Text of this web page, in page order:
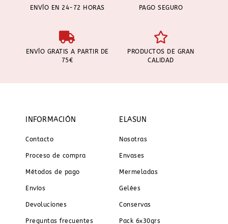
ENVÍO EN 24-72 HORAS PAGO SEGURO
ENVÍO GRATIS A PARTIR DE
75€
PRODUCTOS DE GRAN
CALIDAD
INFORMACIÓN
Contacto
Proceso de compra
Métodos de pago
Envíos
Devoluciones
Preguntas frecuentes
ELASUN
Nosotras
Envases
Mermeladas
Gelées
Conservas
Pack 6x30grs